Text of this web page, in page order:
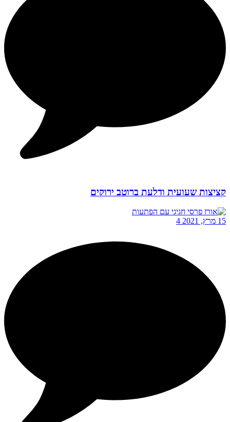
קציצות שעועית ודלעת ברוטב ירוקים
15 מרץ, 2021 4